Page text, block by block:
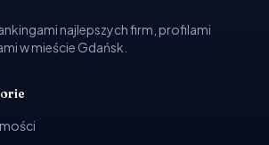
najlepszych firm, profilami
w mieście Gdańsk.